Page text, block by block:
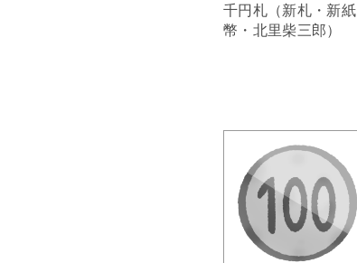
千円札（新札・新紙
幣・北里柴三郎）